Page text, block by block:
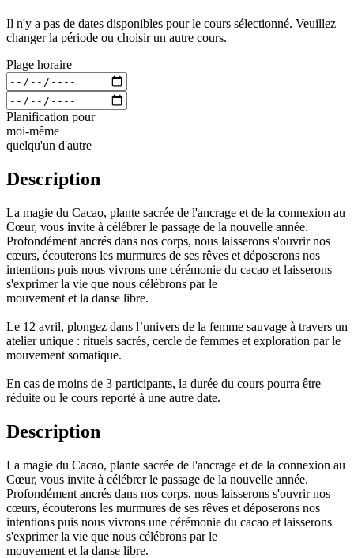
Il n'y a pas de dates disponibles pour le cours sélectionné. Veuillez
changer la période ou choisir un autre cours.
Plage horaire
Planification pour
moi-même
quelqu'un d'autre
Description
La magie du Cacao, plante sacrée de l'ancrage et de la connexion au
Cœur, vous invite à célébrer le passage de la nouvelle année.
Profondément ancrés dans nos corps, nous laisserons s'ouvrir nos
cœurs, écouterons les murmures de ses rêves et déposerons nos
intentions puis nous vivrons une cérémonie du cacao et laisserons
s'exprimer la vie que nous célébrons par le
mouvement et la danse libre.
Le 12 avril, plongez dans l’univers de la femme sauvage à travers un
atelier unique : rituels sacrés, cercle de femmes et exploration par le
mouvement somatique.
En cas de moins de 3 participants, la durée du cours pourra être
réduite ou le cours reporté à une autre date.
Description
La magie du Cacao, plante sacrée de l'ancrage et de la connexion au
Cœur, vous invite à célébrer le passage de la nouvelle année.
Profondément ancrés dans nos corps, nous laisserons s'ouvrir nos
cœurs, écouterons les murmures de ses rêves et déposerons nos
intentions puis nous vivrons une cérémonie du cacao et laisserons
s'exprimer la vie que nous célébrons par le
mouvement et la danse libre.